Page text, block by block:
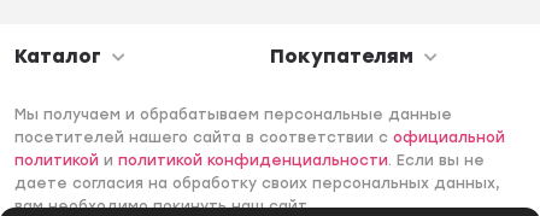
Каталог Покупателям
Мы получаем и обрабатываем персональные данные
посетителей нашего сайта в соответствии софициальной
политикой иполитикой конфиденциальности. Если вы не
даете согласия на обработку своих персональных данных,
вам необходимо покинуть наш сайт.